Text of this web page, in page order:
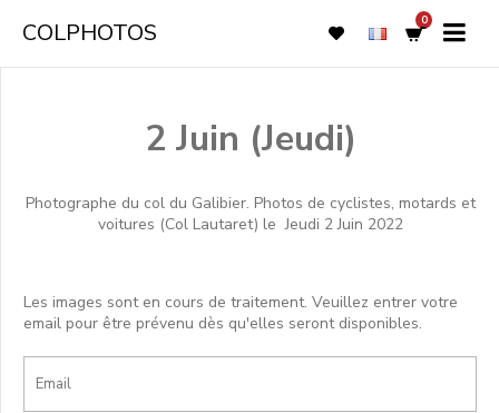
COLPHOTOS 0
2 Juin (Jeudi)
Photographe du col du Galibier. Photos de cyclistes, motards et
voitures (Col Lautaret) le Jeudi 2 Juin 2022
Les images sont en cours de traitement. Veuillez entrer votre
email pour être prévenu dès qu'elles seront disponibles.